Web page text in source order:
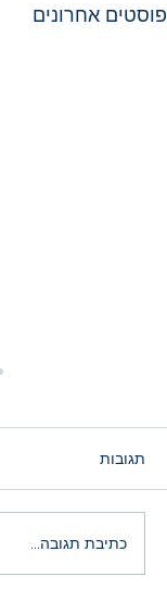
פוסטים אחרונים
זמני או
תגובות
כתיבת תגובה...